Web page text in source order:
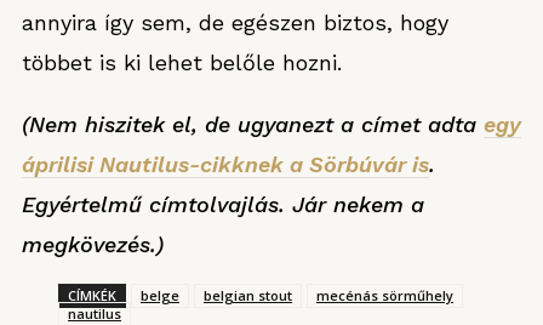
annyira így sem, de egészen biztos, hogy
többet is ki lehet belőle hozni.
(Nem hiszitek el, de ugyanezt a címet adta egy
áprilisi Nautilus-cikknek a Sörbúvár is.
Egyértelmű címtolvajlás. Jár nekem a
megkövezés.)
CÍMKÉK belge belgian stout
mecénás sörműhely
nautilus